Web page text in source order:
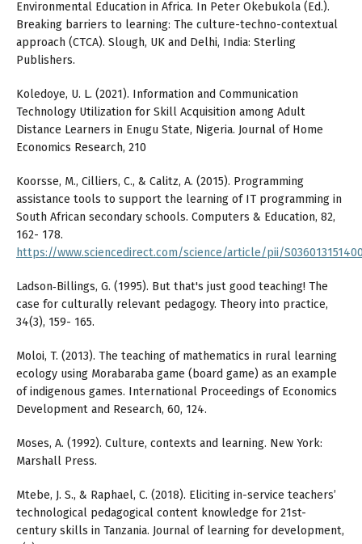
Environmental Education in Africa. In Peter Okebukola (Ed.).
Breaking barriers to learning: The culture-techno-contextual
approach (CTCA). Slough, UK and Delhi, India: Sterling
Publishers.
Koledoye, U. L. (2021). Information and Communication
Technology Utilization for Skill Acquisition among Adult
Distance Learners in Enugu State, Nigeria. Journal of Home
Economics Research, 210
Koorsse, M., Cilliers, C., & Calitz, A. (2015). Programming
assistance tools to support the learning of IT programming in
South African secondary schools. Computers & Education, 82,
162- 178.
https://www.sciencedirect.com/science/article/pii/
Ladson‐Billings, G. (1995). But that's just good teaching! The
case for culturally relevant pedagogy. Theory into practice,
34(3), 159- 165.
Moloi, T. (2013). The teaching of mathematics in rural learning
ecology using Morabaraba game (board game) as an example
of indigenous games. International Proceedings of Economics
Development and Research, 60, 124.
Moses, A. (1992). Culture, contexts and learning. New York:
Marshall Press.
Mtebe, J. S., & Raphael, C. (2018). Eliciting in-service teachers’
technological pedagogical content knowledge for 21st-
century skills in Tanzania. Journal of learning for development,